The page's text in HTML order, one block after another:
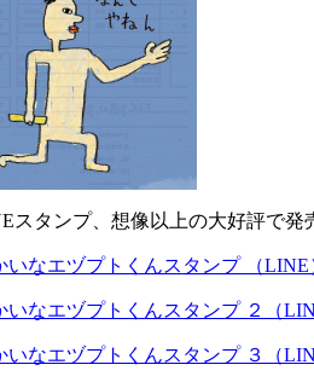
スタンプ、想像以上の大好評で発
いなエヅプトくんスタンプ （LINE
いなエヅプトくんスタンプ ２（
いなエヅプトくんスタンプ ３（